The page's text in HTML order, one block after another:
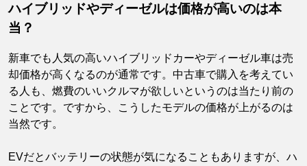
ハイブリッドやディーゼルは価格が高いのは本
当？
新車でも人気の高いハイブリッドカーやディーゼル車は売
却価格が高くなるのが通常です。中古車で購入を考えてい
る人も、燃費のいいクルマが欲しいというのは当たり前の
ことです。ですから、こうしたモデルの価格が上がるのは
当然です。
EVだとバッテリーの状態が気になることもありますが、ハ